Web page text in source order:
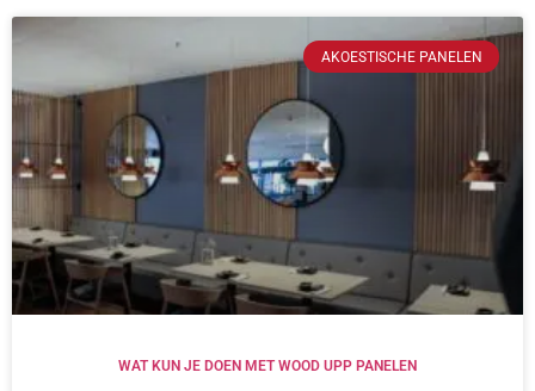
AKOESTISCHE PANELEN
WAT KUN JE DOEN MET WOOD UPP PANELEN